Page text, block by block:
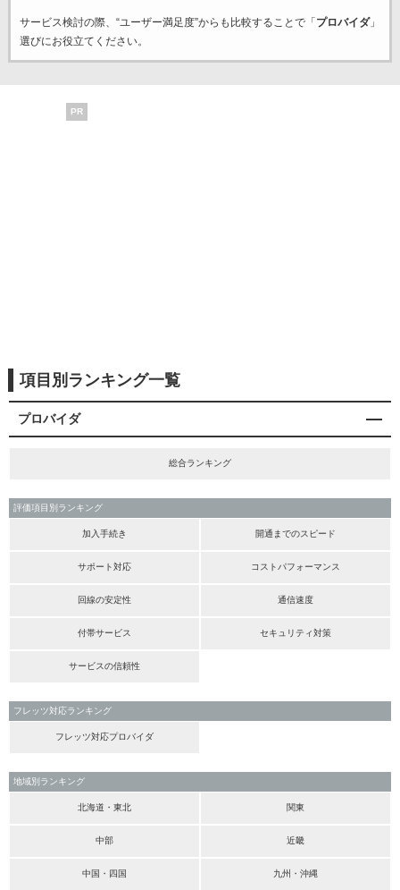
サービス検討の際、“ユーザー満足度”からも比較することで「 プロバイダ」
選びにお役立てください。
PR
項目別ランキング一覧
プロバイダ
総合ランキング
評価項目別ランキング
加入手続き 開通までのスピード
サポート対応 コストパフォーマンス
回線の安定性 通信速度
付帯サービス セキュリティ対策
サービスの信頼性
フレッツ対応ランキング
フレッツ対応プロバイダ
地域別ランキング
北海道・東北 関東
中部 近畿
中国・四国 九州・沖縄